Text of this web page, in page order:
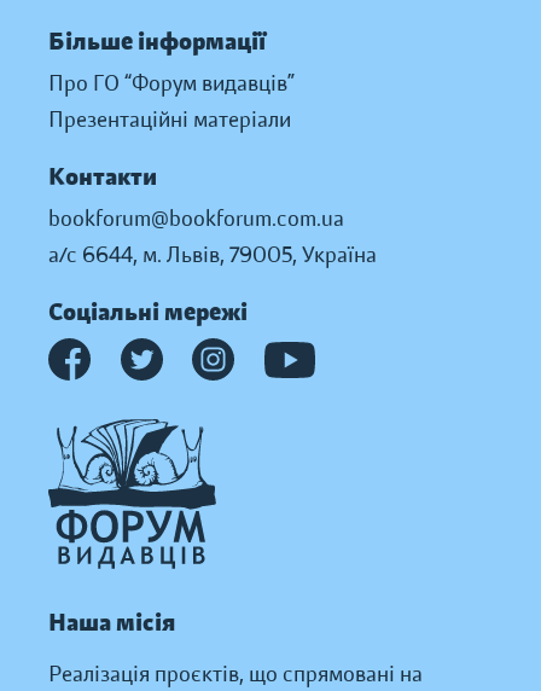
Більше інформації
Про ГО “Форум видавців”
Презентаційні матеріали
Контакти
bookforum@bookforum.com.ua
а/с 6644, м. Львів, 79005, Україна
Соціальні мережі
Наша місія
Реалізація проєктів, що спрямовані на